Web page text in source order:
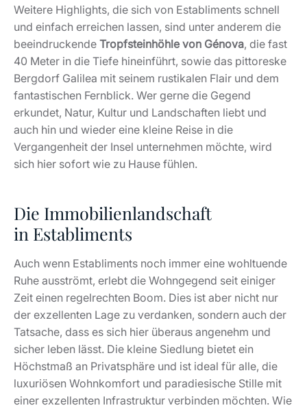
Weitere Highlights, die sich von Establiments schnell
und einfach erreichen lassen, sind unter anderem die
beeindruckende Tropfsteinhöhle von Génova, die fast
40 Meter in die Tiefe hineinführt, sowie das pittoreske
Bergdorf Galilea mit seinem rustikalen Flair und dem
fantastischen Fernblick. Wer gerne die Gegend
erkundet, Natur, Kultur und Landschaften liebt und
auch hin und wieder eine kleine Reise in die
Vergangenheit der Insel unternehmen möchte, wird
sich hier sofort wie zu Hause fühlen.
Die Immobilienlandschaft
in Establiments
Auch wenn Establiments noch immer eine wohltuende
Ruhe ausströmt, erlebt die Wohngegend seit einiger
Zeit einen regelrechten Boom. Dies ist aber nicht nur
der exzellenten Lage zu verdanken, sondern auch der
Tatsache, dass es sich hier überaus angenehm und
sicher leben lässt. Die kleine Siedlung bietet ein
Höchstmaß an Privatsphäre und ist ideal für alle, die
luxuriösen Wohnkomfort und paradiesische Stille mit
einer exzellenten Infrastruktur verbinden möchten. Wie